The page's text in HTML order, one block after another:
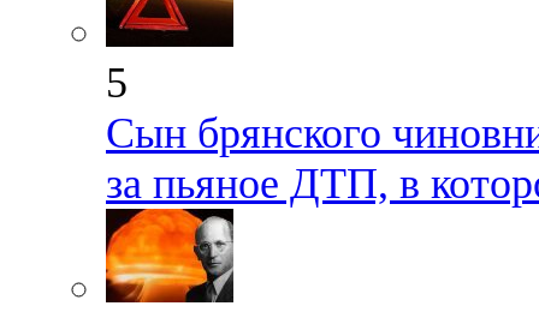
5
Сын брянского
за пьяное ДТП, в